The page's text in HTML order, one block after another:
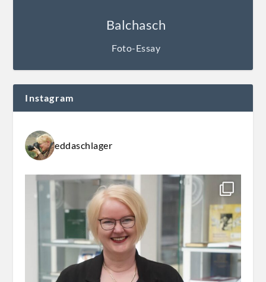
Balchasch
Foto-Essay
Instagram
eddaschlager